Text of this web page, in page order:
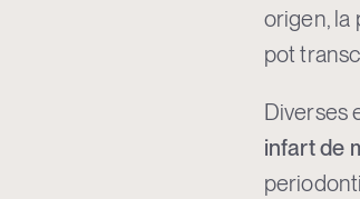
origen, la
pot
Diverses
infart de